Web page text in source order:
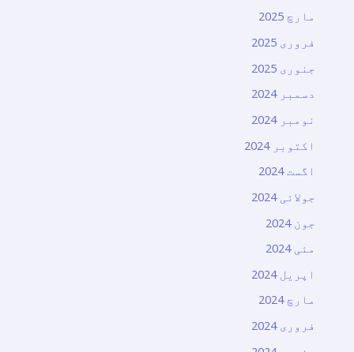
مارچ 2025
فروری 2025
جنوری 2025
دسمبر 2024
نومبر 2024
اکتوبر 2024
اگست 2024
جولائی 2024
جون 2024
مئی 2024
اپریل 2024
مارچ 2024
فروری 2024